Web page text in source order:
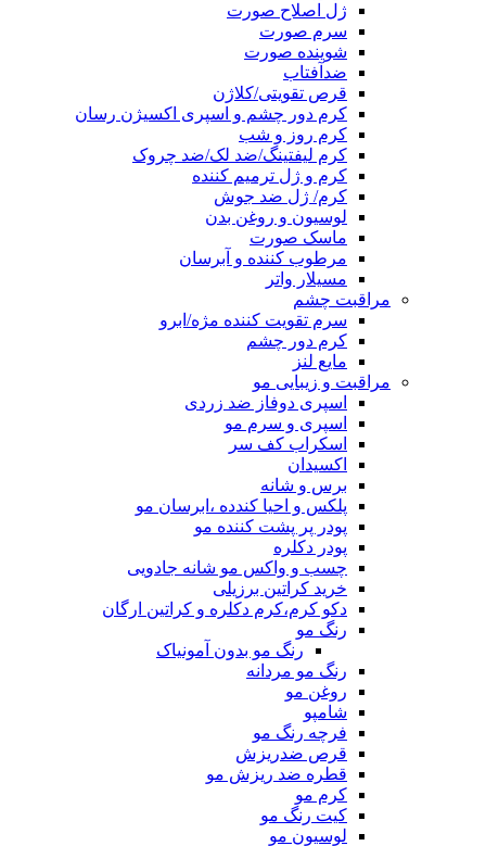
ژل اصلاح صورت
سرم صورت
شوینده صورت
ضدآفتاب
قرص تقویتی/کلاژن
کرم دور چشم و اسپری اکسیژن رسان
کرم روز و شب
کرم لیفتینگ/ضد لک/ضد چروک
کرم و ژل ترمیم کننده
کرم/ ژل ضد جوش
لوسیون و روغن بدن
ماسک صورت
مرطوب کننده و آبرسان
مسیلار واتر
مراقبت چشم
سرم تقویت کننده مژه/ابرو
کرم دور چشم
مایع لنز
مراقبت و زیبایی مو
اسپری دوفاز ضد زردی
اسپری و سرم مو
اسکراب کف سر
اکسیدان
برس و شانه
پلکس و احیا کندده ،ابرسان مو
پودر پر پشت کننده مو
پودر دکلره
چسب و واکس مو شانه جادویی
خرید کراتین برزیلی
دکو کرم،کرم دکلره و کراتین ارگان
رنگ مو
رنگ مو بدون آمونیاک
رنگ مو مردانه
روغن مو
شامپو
فرچه رنگ مو
قرص ضدریزش
قطره ضد ریزش مو
کرم مو
کیت رنگ مو
لوسیون مو